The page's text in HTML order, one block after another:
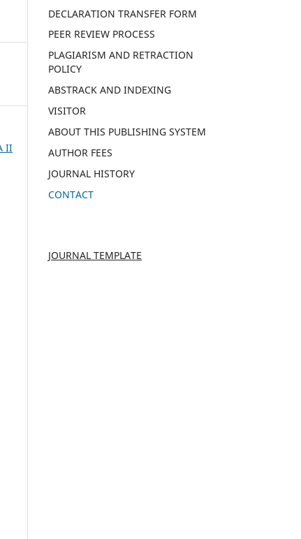
II
DECLARATION TRANSFER FORM
PEER REVIEW PROCESS
PLAGIARISM AND RETRACTION
POLICY
ABSTRACK AND INDEXING
VISITOR
ABOUT THIS PUBLISHING SYSTEM
AUTHOR FEES
JOURNAL HISTORY
CONTACT
JOURNAL TEMPLATE